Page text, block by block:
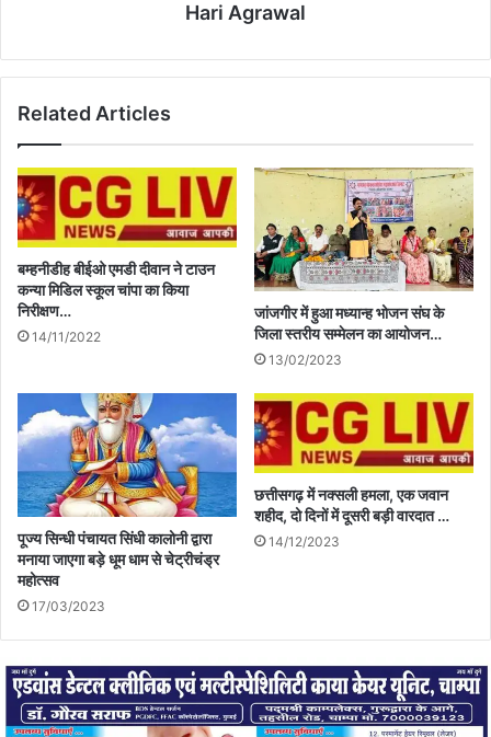
Hari Agrawal
Related Articles
बम्हनीडीह बीईओ एमडी दीवान ने टाउन
कन्या मिडिल स्कूल चांपा का किया
निरीक्षण…
14/11/2022
जांजगीर में हुआ मध्यान्ह भोजन संघ के
जिला स्तरीय सम्मेलन का आयोजन…
13/02/2023
पूज्य सिन्धी पंचायत सिंधी कालोनी द्वारा
मनाया जाएगा बड़े धूम धाम से चेट्रीचंड्र
महोत्सव
17/03/2023
छत्तीसगढ़ में नक्सली हमला, एक जवान
शहीद, दो दिनों में दूसरी बड़ी वारदात …
14/12/2023